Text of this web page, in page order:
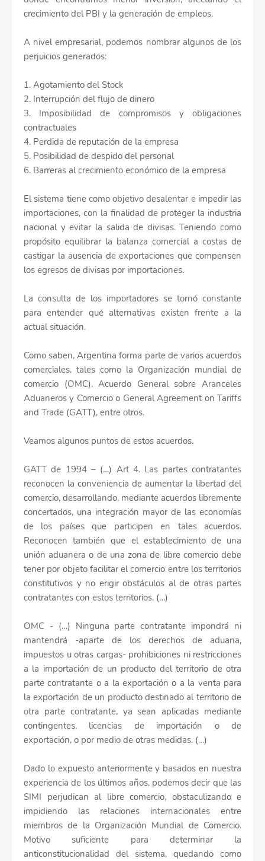
crecimiento del PBI y la generación de empleos.
A nivel empresarial, podemos nombrar algunos de los
perjuicios generados:
1. Agotamiento del Stock
2. Interrupción del flujo de dinero
3. Imposibilidad de compromisos y obligaciones
contractuales
4. Perdida de reputación de la empresa
5. Posibilidad de despido del personal
6. Barreras al crecimiento económico de la empresa
El sistema tiene como objetivo desalentar e impedir las
importaciones, con la finalidad de proteger la industria
nacional y evitar la salida de divisas. Teniendo como
propósito equilibrar la balanza comercial a costas de
castigar la ausencia de exportaciones que compensen
los egresos de divisas por importaciones.
La consulta de los importadores se tornó constante
para entender qué alternativas existen frente a la
actual situación.
Como saben, Argentina forma parte de varios acuerdos
comerciales, tales como la Organización mundial de
comercio (OMC), Acuerdo General sobre Aranceles
Aduaneros y Comercio o General Agreement on Tariffs
and Trade (GATT), entre otros.
Veamos algunos puntos de estos acuerdos.
GATT de 1994 – (…) Art 4. Las partes contratantes
reconocen la conveniencia de aumentar la libertad del
comercio, desarrollando, mediante acuerdos libremente
concertados, una integración mayor de las economías
de los países que participen en tales acuerdos.
Reconocen también que el establecimiento de una
unión aduanera o de una zona de libre comercio debe
tener por objeto facilitar el comercio entre los territorios
constitutivos y no erigir obstáculos al de otras partes
contratantes con estos territorios. (…)
OMC - (…) Ninguna parte contratante impondrá ni
mantendrá -aparte de los derechos de aduana,
impuestos u otras cargas- prohibiciones ni restricciones
a la importación de un producto del territorio de otra
parte contratante o a la exportación o a la venta para
la exportación de un producto destinado al territorio de
otra parte contratante, ya sean aplicadas mediante
contingentes, licencias de importación o de
exportación, o por medio de otras medidas. (…)
Dado lo expuesto anteriormente y basados en nuestra
experiencia de los últimos años, podemos decir que las
SIMI perjudican al libre comercio, obstaculizando e
impidiendo las relaciones internacionales entre
miembros de la Organización Mundial de Comercio.
Motivo suficiente para determinar la
anticonstitucionalidad del sistema, quedando como